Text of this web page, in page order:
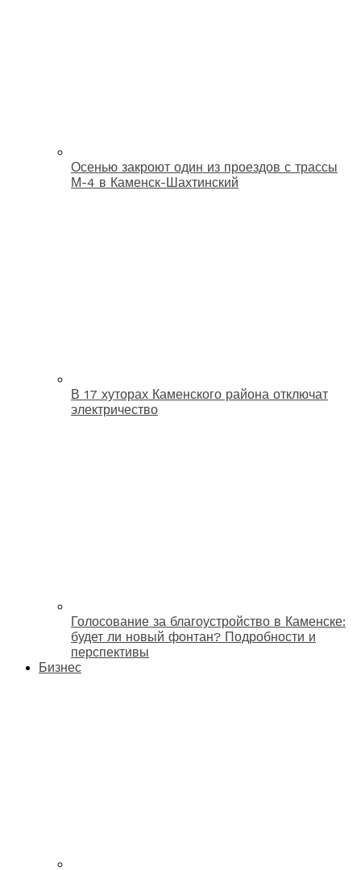
Осенью закроют один из проездов с трассы
М-4 в Каменск-Шахтинский
В 17 хуторах Каменского района отключат
электричество
Голосование за благоустройство в Каменске:
будет ли новый фонтан? Подробности и
перспективы
Бизнес